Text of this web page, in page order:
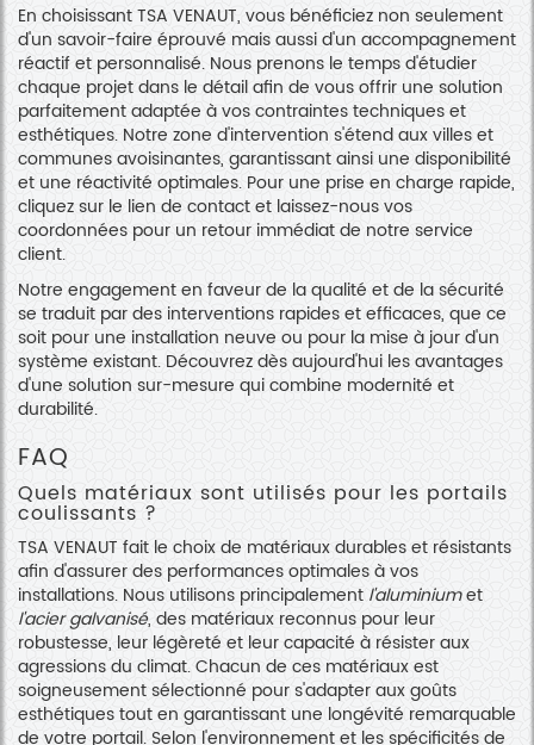
En choisissant TSA VENAUT, vous bénéficiez non seulement
d'un savoir-faire éprouvé mais aussi d'un accompagnement
réactif et personnalisé. Nous prenons le temps d'étudier
chaque projet dans le détail afin de vous offrir une solution
parfaitement adaptée à vos contraintes techniques et
esthétiques. Notre zone d'intervention s'étend aux villes et
communes avoisinantes, garantissant ainsi une disponibilité
et une réactivité optimales. Pour une prise en charge rapide,
cliquez sur le lien de contact et laissez-nous vos
coordonnées pour un retour immédiat de notre service
client.
Notre engagement en faveur de la qualité et de la sécurité
se traduit par des interventions rapides et efficaces, que ce
soit pour une installation neuve ou pour la mise à jour d'un
système existant. Découvrez dès aujourd'hui les avantages
d'une solution sur-mesure qui combine modernité et
durabilité.
FAQ
Quels matériaux sont utilisés pour les portails
coulissants ?
TSA VENAUT fait le choix de matériaux durables et résistants
afin d'assurer des performances optimales à vos
installations. Nous utilisons principalement l'aluminiumet
l'acier galvanisé, des matériaux reconnus pour leur
robustesse, leur légèreté et leur capacité à résister aux
agressions du climat. Chacun de ces matériaux est
soigneusement sélectionné pour s'adapter aux goûts
esthétiques tout en garantissant une longévité remarquable
de votre portail. Selon l'environnement et les spécificités de